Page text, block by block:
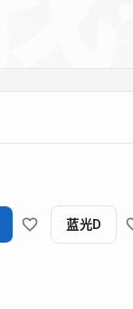
蓝光D